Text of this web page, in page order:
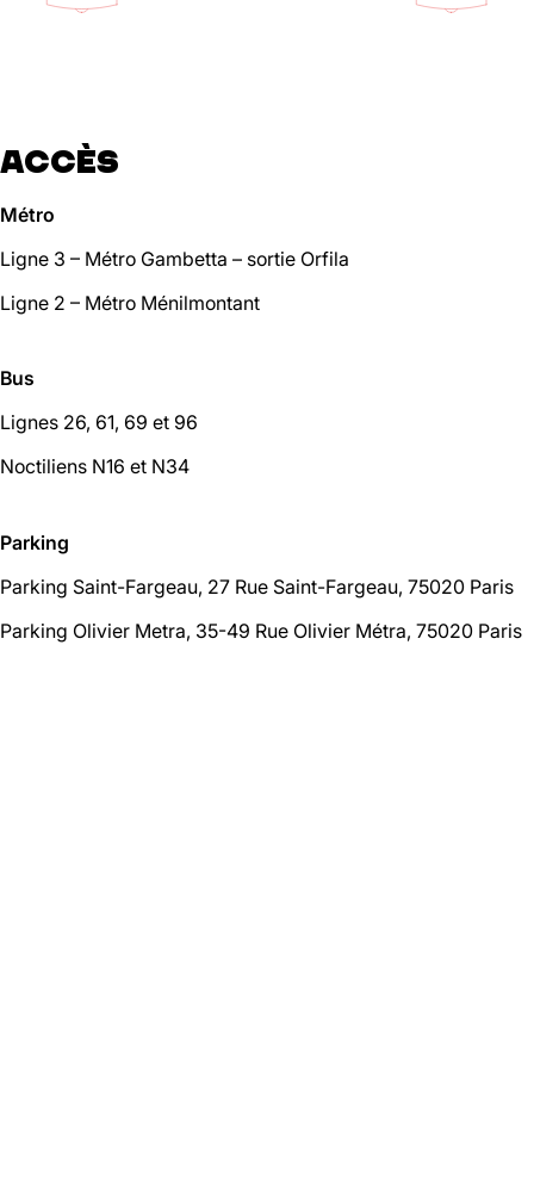
01 46 36 07 07
Ménilmontant
Mer, Jeu : 17h - 22h00
Sam : 15h00 - 23h00
Lun, Mar : Fermé
ACCÈS
Métro
Ligne 3 – Métro Gambetta – sortie Orfila
Ligne 2 – Métro Ménilmontant
Bus
Lignes 26, 61, 69 et 96
Noctiliens N16 et N34
Parking
Parking Saint-Fargeau, 27 Rue Saint-Fargeau, 75020 Paris
Parking Olivier Metra, 35-49 Rue Olivier Métra, 75020 Paris